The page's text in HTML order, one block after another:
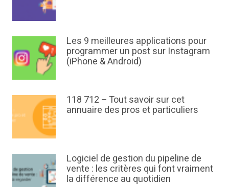
Les 9 meilleures applications pour
programmer un post sur Instagram
(iPhone & Android)
118 712 – Tout savoir sur cet
annuaire des pros et particuliers
Logiciel de gestion du pipeline de
vente : les critères qui font vraiment
la différence au quotidien